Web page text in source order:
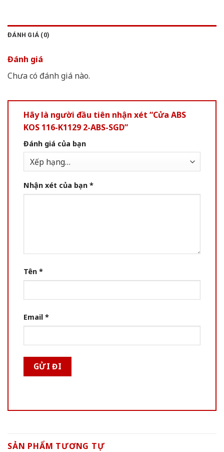
ĐÁNH GIÁ (0)
Đánh giá
Chưa có đánh giá nào.
Hãy là người đầu tiên nhận xét “Cửa ABS
KOS 116-K1129 2-ABS-SGD”
Đánh giá của bạn
Nhận xét của bạn *
Tên *
Email *
SẢN PHẨM TƯƠNG TỰ